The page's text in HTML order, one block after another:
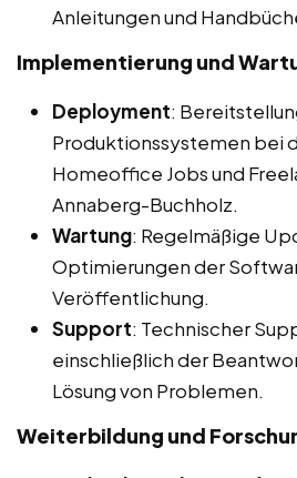
Anleitungen und
Implementierung und
Deployment:
Produktionssystemen bei
Homeoffice Jobs und
Annaberg-Buchholz.
Wartung: Regelmäßige
Optimierungen der
Veröffentlichung.
Support: Technischer
einschließlich der
Lösung von Problemen.
Weiterbildung und